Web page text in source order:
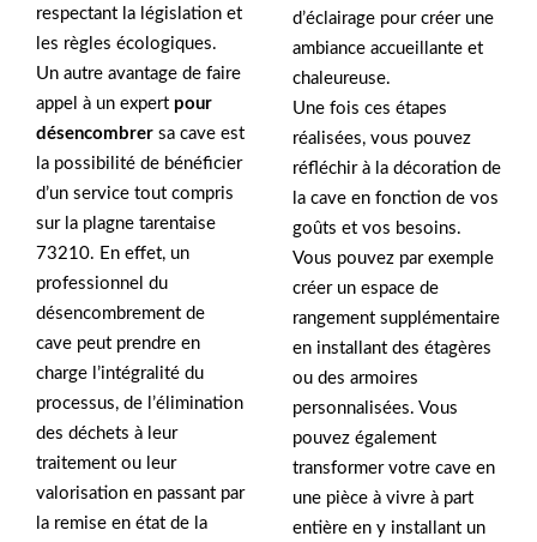
respectant la législation et
les règles écologiques.
Un autre avantage de faire
appel à un expert pour
désencombrer sa cave est
la possibilité de bénéficier
d’un service tout compris
sur la plagne tarentaise
73210. En effet, un
professionnel du
désencombrement de
cave peut prendre en
charge l’intégralité du
processus, de l’élimination
des déchets à leur
traitement ou leur
valorisation en passant par
la remise en état de la
d’éclairage pour créer une
ambiance accueillante et
chaleureuse.
Une fois ces étapes
réalisées, vous pouvez
réfléchir à la décoration de
la cave en fonction de vos
goûts et vos besoins.
Vous pouvez par exemple
créer un espace de
rangement supplémentaire
en installant des étagères
ou des armoires
personnalisées. Vous
pouvez également
transformer votre cave en
une pièce à vivre à part
entière en y installant un